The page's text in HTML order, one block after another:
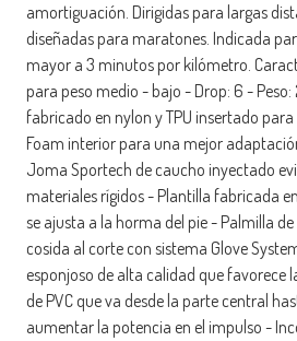
amortiguación. Dirigidas para largas
diseñadas para maratones. Indicada
mayor a 3 minutos por kilómetro.
para peso medio - bajo - Drop: 6 - Peso:
fabricado en nylon y TPU insertado
Foam interior para una mejor
Joma Sportech de caucho inyectado
materiales rígidos - Plantilla fabricada
se ajusta a la horma del pie - Palmilla
cosida al corte con sistema Glove
esponjoso de alta calidad que favorece
de PVC que va desde la parte central
aumentar la potencia en el impulso -